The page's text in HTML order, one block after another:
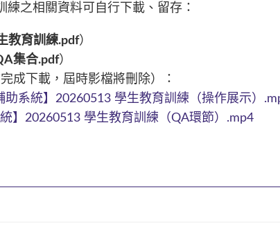
練之相關資料可自行下載、留存：
教育訓練.pdf）
集合.pdf）
成下載，屆時影檔將刪除）：
助系統】20260513 學生教育訓練（操作展示）
】20260513 學生教育訓練（QA環節）.mp4